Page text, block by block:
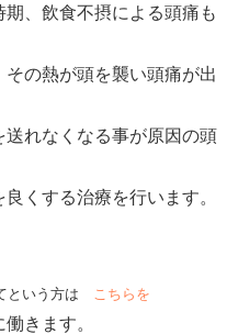
、飲食不摂による頭痛も
の熱が頭を襲い頭痛が出
れなくなる事が原因の頭
くする治療を行います。
という方は こちらを
きます。